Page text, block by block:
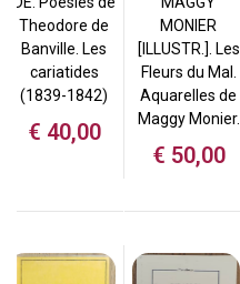
Theodore de
Banville. Les
cariatides
(1839-1842)
€ 40,00
MONIER
[ILLUSTR.]. Les
Fleurs du Mal.
Aquarelles de
Maggy Monier.
€ 50,00